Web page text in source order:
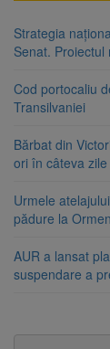
Strategia
Senat.
Cod portocaliu
Transilvaniei
Bărbat din
ori în câteva zile
Urmele
pădure la
AUR a lansat
suspendare a